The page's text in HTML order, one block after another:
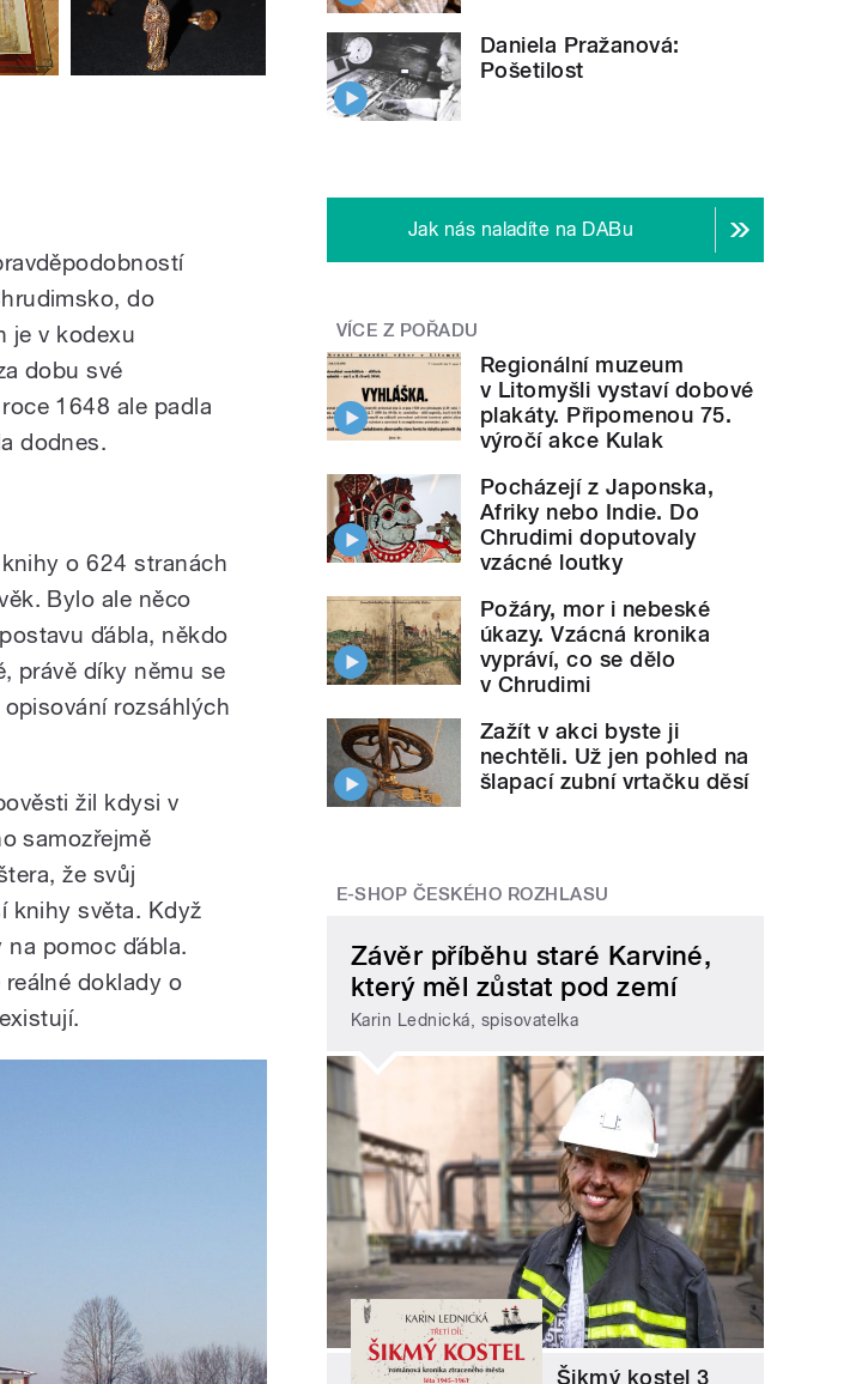
do
je v kodexu
dobu své
1648 ale padla
dodnes.
o 624 stranách
Bylo ale něco
ďábla, někdo
právě díky němu se
rozsáhlých
žil kdysi v
samozřejmě
že svůj
knihy světa. Když
pomoc ďábla.
reálné doklady o
Daniela Pražanová:
Pošetilost
Jak nás naladíte na DABu
VÍCE Z POŘADU
Regionální muzeum
v Litomyšli vystaví dobové
plakáty. Připomenou 75.
výročí akce Kulak
Pocházejí z Japonska,
Afriky nebo Indie. Do
Chrudimi doputovaly
vzácné loutky
Požáry, mor i nebeské
úkazy. Vzácná kronika
vypráví, co se dělo
v Chrudimi
Zažít v akci byste ji
nechtěli. Už jen pohled na
šlapací zubní vrtačku děsí
E-SHOP ČESKÉHO ROZHLASU
Závěr příběhu staré Karviné,
který měl zůstat pod zemí
Karin Lednická, spisovatelka
Šikmý kostel 3